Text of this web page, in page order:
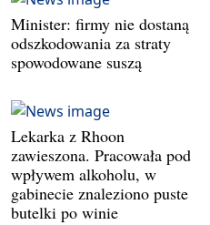
Minister: firmy nie dostaną
odszkodowania za straty
spowodowane suszą
Lekarka z Rhoon
zawieszona. Pracowała pod
wpływem alkoholu, w
gabinecie znaleziono puste
butelki po winie